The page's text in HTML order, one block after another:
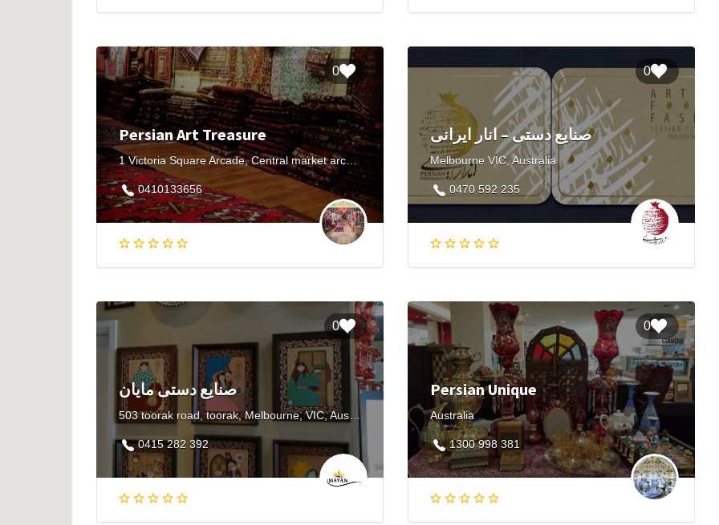
0
Persian Art Treasure
1 Victoria Square Arcade, Central market arcade, Adelaide SA 5000, Australia
0410133656
0
صنایع دستی – انار ایرانی
Melbourne VIC, Australia
0470 592 235
0
صنایع دستی مایان
503 toorak road, toorak, Melbourne, VIC, Australia 3142
0415 282 392
0
Persian Unique
Australia
1300 998 381